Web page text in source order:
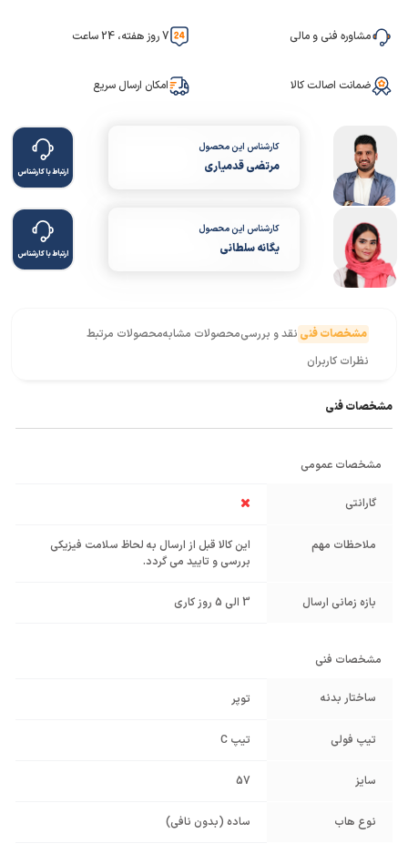
مشاوره فنی و مالی 7 روز هفته، 24 ساعت
ضمانت اصالت کالا امکان ارسال سریع
کارشناس این محصول
مرتضی قدمیاری ارتباط با کارشناس
کارشناس این محصول
یگانه سلطانی ارتباط با کارشناس
مشخصات فنی نقد و بررسیمحصولات مشابهمحصولات مرتبط
نظرات کاربران
مشخصات فنی
مشخصات عمومی
گارانتی
ملاحظات مهم
این کالا قبل از ارسال به لحاظ سلامت فیزیکی
بررسی و تایید می گردد.
بازه زمانی ارسال 3 الی 5 روز کاری
مشخصات فنی
ساختار بدنه توپر
تیپ فولی تیپ C
سایز 57
نوع هاب ساده (بدون نافی)